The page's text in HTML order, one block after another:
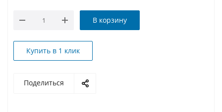
В корзину
Купить в 1 клик
Поделиться